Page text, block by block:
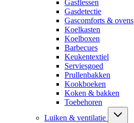
Gasflessen
Gasdetectie
Gascomforts & ovens
Koelkasten
Koelboxen
Barbecues
Keukentextiel
Serviesgoed
Prullenbakken
Kookboeken
Koken & bakken
Toebehoren
Luiken & ventilatie